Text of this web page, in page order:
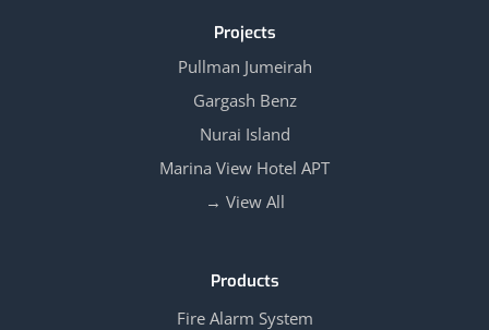
Projects
Pullman Jumeirah
Gargash Benz
Nurai Island
Marina View Hotel APT
View All →
Products
Fire Alarm System